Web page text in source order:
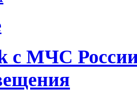
с МЧС России